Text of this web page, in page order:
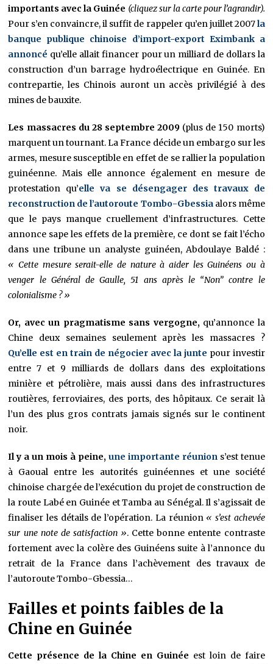
importants avec la Guinée (cliquez sur la carte pour l’agrandir).
Pour s’en convaincre, il suffit de rappeler qu’en juillet 2007la
banque publique chinoise d’import-export Eximbank a
annoncé qu’elle allait financer pour un milliard de dollars la
construction d’un barrage hydroélectrique en Guinée. En
contrepartie, les Chinois auront un accès privilégié à des
mines de bauxite.
Les massacres du 28 septembre 2009 (plus de 150 morts)
marquent un tournant. La France décide un embargo sur les
armes, mesure susceptible en effet de se rallier la population
guinéenne. Mais elle annonce également en mesure de
protestation qu’elle va se désengager des travaux de
reconstruction de l’autoroute Tombo-Gbessia alors même
que le pays manque cruellement d’infrastructures. Cette
annonce sape les effets de la première, ce dont se fait l’écho
dans une tribune un analyste guinéen, Abdoulaye Baldé :
« Cette mesure serait-elle de nature à aider les Guinéens ou à
venger le Général de Gaulle, 51 ans après le “Non” contre le
colonialisme ? »
Or, avec un pragmatisme sans vergogne, qu’annonce la
Chine deux semaines seulement après les massacres ?
Qu’elle est en train de négocier avec la junte pour investir
entre 7 et 9 milliards de dollars dans des exploitations
minière et pétrolière, mais aussi dans des infrastructures
routières, ferroviaires, des ports, des hôpitaux. Ce serait là
l’un des plus gros contrats jamais signés sur le continent
noir.
Il y a un mois à peine, une importante réunions’est tenue
à Gaoual entre les autorités guinéennes et une société
chinoise chargée de l’exécution du projet de construction de
la route Labé en Guinée et Tamba au Sénégal. Il s’agissait de
finaliser les détails de l’opération. La réunion « s’est achevée
sur une note de satisfaction ». Cette bonne entente contraste
fortement avec la colère des Guinéens suite à l’annonce du
retrait de la France dans l’achèvement des travaux de
l’autoroute Tombo-Gbessia…
Failles et points faibles de la
Chine en Guinée
Cette présence de la Chine en Guinée est loin de faire